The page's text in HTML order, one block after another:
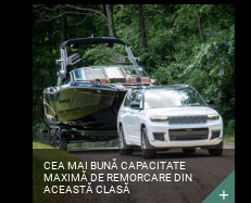
CEA
MAI
BUNĂ
CAPACITATE
MAXIMĂ
DE
REMORCARE
DIN
ACEASTĂ
CLASĂ
DESCOPERĂ
MAI
MULTE
CEA MAI BUNĂ CAPACITATE
MAXIMĂ DE REMORCARE DIN
ACEASTĂ CLASĂ